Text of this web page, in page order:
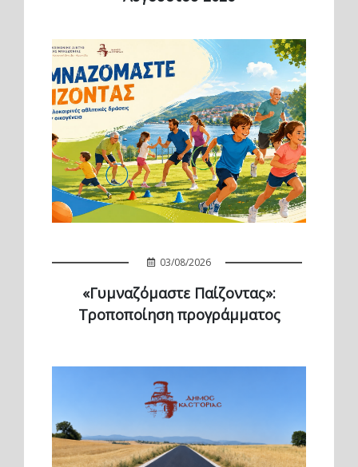
03/08/2026
«Γυμναζόμαστε Παίζοντας»:
Τροποποίηση προγράμματος